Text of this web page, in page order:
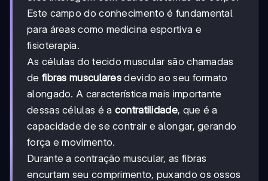
Este campo do conhecimento é fundamental
para áreas como medicina esportiva e
fisioterapia.
As células do tecido muscular são chamadas
de fibras musculares devido ao seu formato
alongado. A característica mais importante
dessas células é a contratilidade, que é a
capacidade de se contrair e alongar, gerando
força e movimento.
Durante a contração muscular, as fibras
encurtam seu comprimento, puxando os ossos